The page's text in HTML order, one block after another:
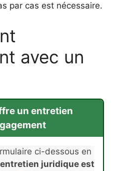
par cas est nécessaire.
avec un
un entretien
ci-dessous en
entretien juridique est